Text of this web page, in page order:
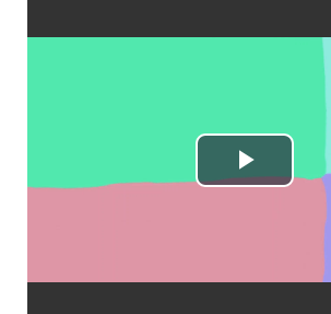
Play
Video